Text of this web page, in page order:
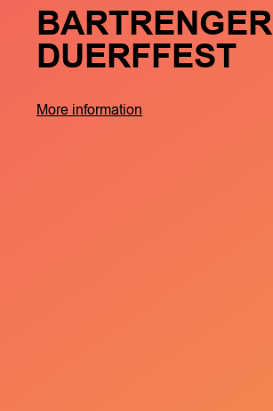
BARTRENGER
DUERFFEST
More information